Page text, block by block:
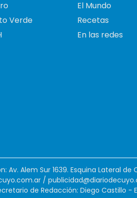
Verde
El Mundo
Recetas
En las redes
Av. Alem Sur 1639. Esquina Lateral
/
de Redacción: Diego Castillo -